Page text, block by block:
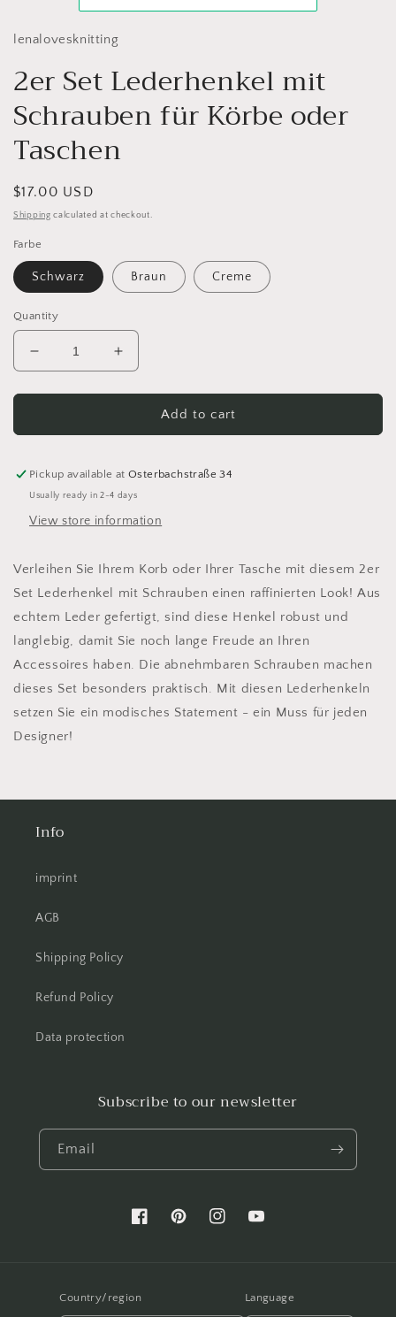
lenalovesknitting
2er Set Lederhenkel mit
Schrauben für Körbe oder
Taschen
Regular
price
$17.00 USD
Shipping calculated at checkout.
Farbe
Schwarz Braun Creme
Quantity
Decrease
quantity
for
Set
mit
Schrauben
Körbe
Taschen
Increase
quantity
for
Set
mit
Schrauben
Körbe
Taschen
Add to cart
Pickup available atOsterbachstraße 34
Usually ready in 2-4 days
View store information
Verleihen Sie Ihrem Korb oder Ihrer Tasche mit diesem 2er
Set Lederhenkel mit Schrauben einen raffinierten Look! Aus
echtem Leder gefertigt, sind diese Henkel robust und
langlebig, damit Sie noch lange Freude an Ihren
Accessoires haben. Die abnehmbaren Schrauben machen
dieses Set besonders praktisch. Mit diesen Lederhenkeln
setzen Sie ein modisches Statement - ein Muss für jeden
Designer!
Info
imprint
AGB
Shipping Policy
Refund Policy
Data protection
Subscribe to our newsletter
Email
FacebookPinterestInstagramYouTube
Country/region Language